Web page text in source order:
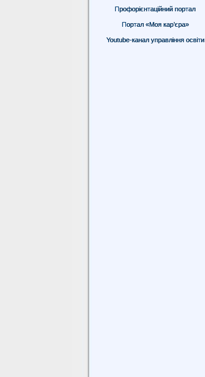
Профорієнтаційний портал
Портал «Моя кар’єра»
Youtube-канал управління освіти